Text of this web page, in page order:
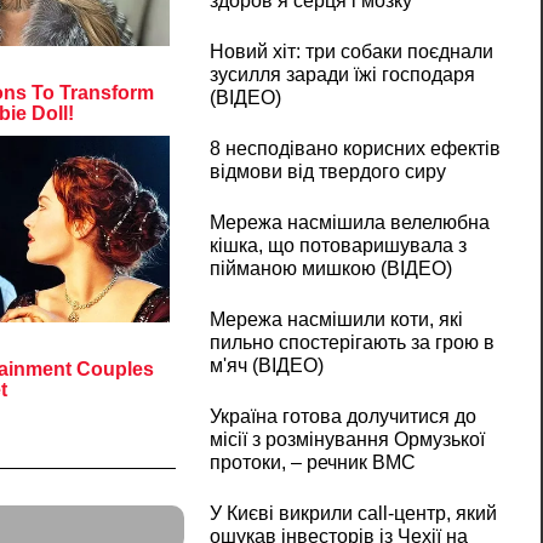
Новий хіт: три собаки поєднали
зусилля заради їжі господаря
(ВІДЕО)
8 несподівано корисних ефектів
відмови від твердого сиру
Мережа насмішила велелюбна
кішка, що потоваришувала з
пійманою мишкою (ВІДЕО)
Мережа насмішили коти, які
пильно спостерігають за грою в
м'яч (ВІДЕО)
Україна готова долучитися до
місії з розмінування Ормузької
протоки, – речник ВМС
У Києві викрили call-центр, який
ошукав інвесторів із Чехії на